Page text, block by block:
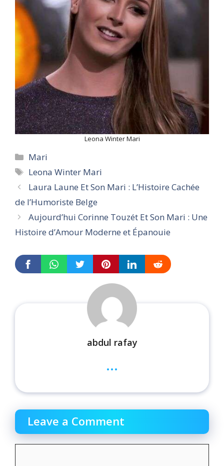
Leona Winter Mari
Categories
Mari
Tags
Leona Winter Mari
Laura Laune Et Son Mari : L’Histoire Cachée
de l’Humoriste Belge
Aujourd’hui Corinne Touzét Et Son Mari : Une
Histoire d’Amour Moderne et Épanouie
abdul rafay
...
Leave a Comment